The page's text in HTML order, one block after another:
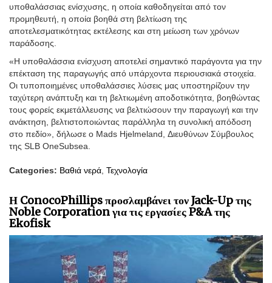
υποθαλάσσιας ενίσχυσης, η οποία καθοδηγείται από τον
προμηθευτή, η οποία βοηθά στη βελτίωση της
αποτελεσματικότητας εκτέλεσης και στη μείωση των χρόνων
παράδοσης.
«Η υποθαλάσσια ενίσχυση αποτελεί σημαντικό παράγοντα για την
επέκταση της παραγωγής από υπάρχοντα περιουσιακά στοιχεία.
Οι τυποποιημένες υποθαλάσσιες λύσεις μας υποστηρίζουν την
ταχύτερη ανάπτυξη και τη βελτιωμένη αποδοτικότητα, βοηθώντας
τους φορείς εκμετάλλευσης να βελτιώσουν την παραγωγή και την
ανάκτηση, βελτιστοποιώντας παράλληλα τη συνολική απόδοση
στο πεδίο», δήλωσε ο Mads Hjelmeland, Διευθύνων Σύμβουλος
της SLB OneSubsea.
Categories: Βαθιά νερά Τεχνολογία
Η ConocoPhillips προσλαμβάνει τον Jack-Up της
Noble Corporation για τις εργασίες P&A της
Ekofisk